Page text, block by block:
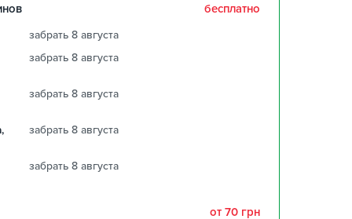
бесплатно
забрать 8 августа
забрать 8 августа
забрать 8 августа
забрать 8 августа
забрать 8 августа
от 70 грн